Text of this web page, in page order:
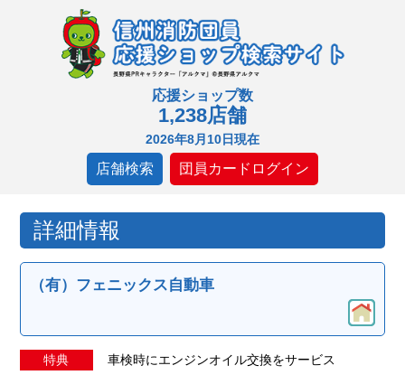
応援ショップ数
1,238店舗
2026年8月10日現在
店舗検索 団員カードログイン
詳細情報
（有）フェニックス自動車
特典 車検時にエンジンオイル交換をサービス